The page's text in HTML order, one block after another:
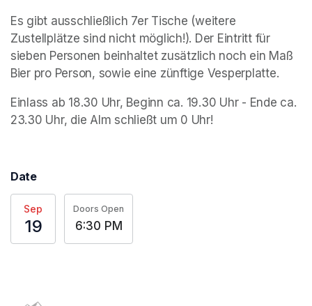
Es gibt ausschließlich 7er Tische (weitere
Zustellplätze sind nicht möglich!). Der Eintritt für
sieben Personen beinhaltet zusätzlich noch ein Maß
Bier pro Person, sowie eine zünftige Vesperplatte.
Einlass ab 18.30 Uhr, Beginn ca. 19.30 Uhr - Ende ca.
23.30 Uhr, die Alm schließt um 0 Uhr!
Date
Sep
19
Doors Open
6:30 PM